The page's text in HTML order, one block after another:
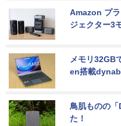
Amazon プ
ジェクター3
メモリ32GB
en搭載
鳥肌ものの「
た！